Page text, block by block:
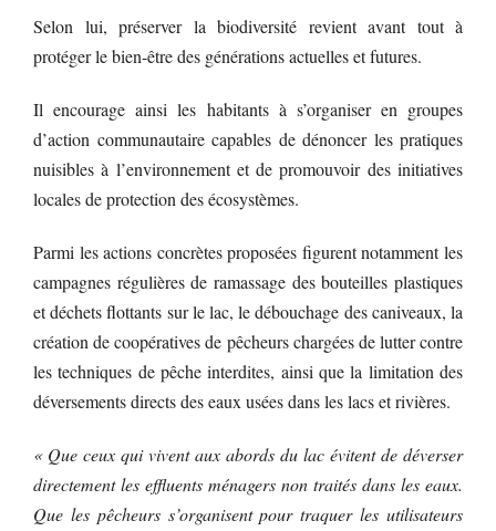
Selon lui, préserver la biodiversité revient avant tout à
protéger le bien-être des générations actuelles et futures.
Il encourage ainsi les habitants à s’organiser en groupes
d’action communautaire capables de dénoncer les pratiques
nuisibles à l’environnement et de promouvoir des initiatives
locales de protection des écosystèmes.
Parmi les actions concrètes proposées figurent notamment les
campagnes régulières de ramassage des bouteilles plastiques
et déchets flottants sur le lac, le débouchage des caniveaux, la
création de coopératives de pêcheurs chargées de lutter contre
les techniques de pêche interdites, ainsi que la limitation des
déversements directs des eaux usées dans les lacs et rivières.
« Que ceux qui vivent aux abords du lac évitent de déverser
directement les effluents ménagers non traités dans les eaux.
Que les pêcheurs s’organisent pour traquer les utilisateurs